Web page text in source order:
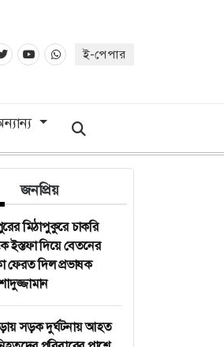
ই-পেপার
জনপ্রিয়
মিঠাপুকুরে চাকরি
ইস্তফা দিয়ে বেতনের
ফেরত দিল প্রভাষক
সড়ক দুর্ঘটনায় আহত